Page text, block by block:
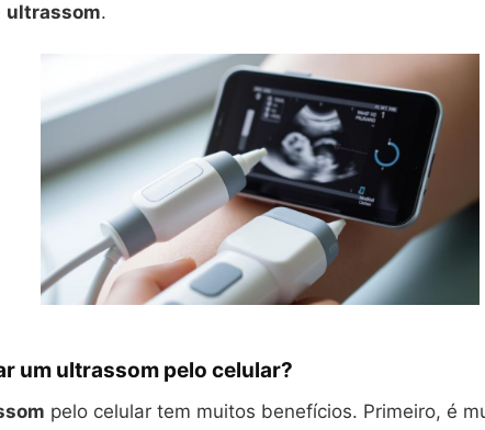
ultrassom.
um ultrassom pelo celular?
pelo celular tem muitos benefícios. Primeiro, é